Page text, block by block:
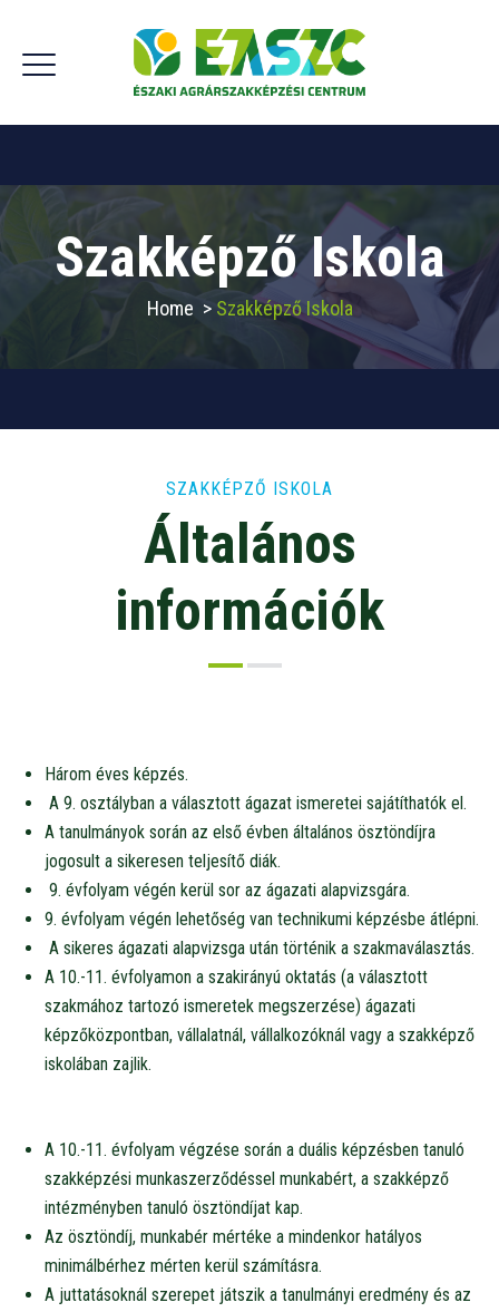
Szakképző Iskola
Home > Szakképző Iskola
SZAKKÉPZŐ ISKOLA
Általános
információk
Három éves képzés.
A 9. osztályban a választott ágazat ismeretei sajátíthatók el.
A tanulmányok során az első évben általános ösztöndíjra
jogosult a sikeresen teljesítő diák.
9. évfolyam végén kerül sor az ágazati alapvizsgára.
9. évfolyam végén lehetőség van technikumi képzésbe átlépni.
A sikeres ágazati alapvizsga után történik a szakmaválasztás.
A 10.-11. évfolyamon a szakirányú oktatás (a választott
szakmához tartozó ismeretek megszerzése) ágazati
képzőközpontban, vállalatnál, vállalkozóknál vagy a szakképző
iskolában zajlik.
A 10.-11. évfolyam végzése során a duális képzésben tanuló
szakképzési munkaszerződéssel munkabért, a szakképző
intézményben tanuló ösztöndíjat kap.
Az ösztöndíj, munkabér mértéke a mindenkor hatályos
minimálbérhez mérten kerül számításra.
A juttatásoknál szerepet játszik a tanulmányi eredmény és az